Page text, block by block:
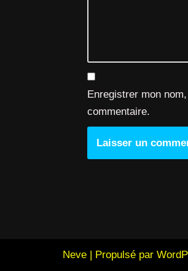
Enregistrer mon
commentaire.
Neve| Propulsé par